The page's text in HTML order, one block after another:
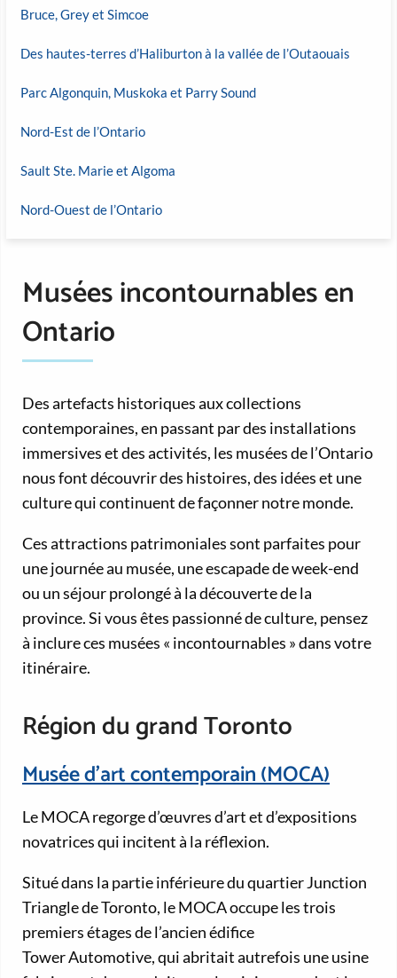
Bruce, Grey et Simcoe
Des hautes-terres d’Haliburton à la vallée de l’Outaouais
Parc Algonquin, Muskoka et Parry Sound
Nord-Est de l’Ontario
Sault Ste. Marie et Algoma
Nord-Ouest de l’Ontario
Musées incontournables en
Ontario
Des artefacts historiques aux collections
contemporaines, en passant par des installations
immersives et des activités, les musées de l’Ontario
nous font découvrir des histoires, des idées et une
culture qui continuent de façonner notre monde.
Ces attractions patrimoniales sont parfaites pour
une journée au musée, une escapade de week-end
ou un séjour prolongé à la découverte de la
province. Si vous êtes passionné de culture, pensez
à inclure ces musées « incontournables » dans votre
itinéraire.
Région du grand Toronto
Musée d’art contemporain (MOCA)
Le MOCA regorge d’œuvres d’art et d’expositions
novatrices qui incitent à la réflexion.
Situé dans la partie inférieure du quartier Junction
Triangle de Toronto, le MOCA occupe les trois
premiers étages de l’ancien édifice
Tower Automotive, qui abritait autrefois une usine